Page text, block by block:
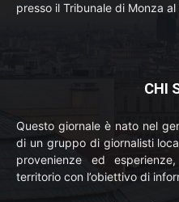
presso il Tribunale di Monza
CHI
Questo giornale è nato nel
di un gruppo di giornalisti
provenienze ed
territorio con l’obiettivo di